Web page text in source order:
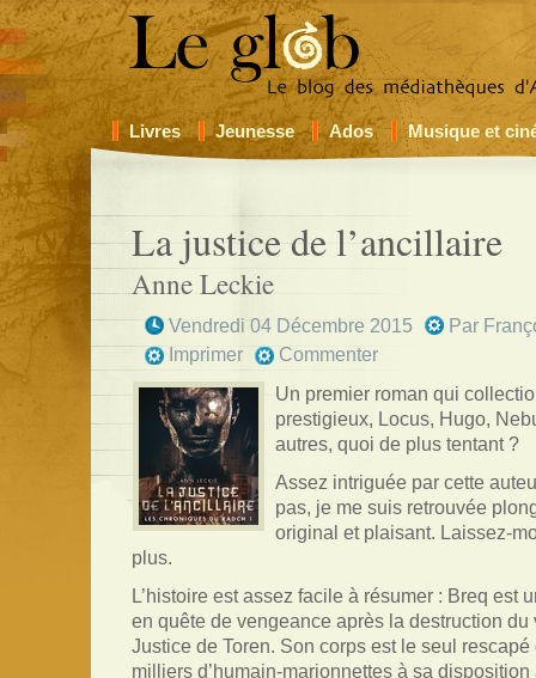
Livres Jeunesse Ados Musique et
La justice de l’ancillaire
Anne Leckie
Vendredi 04 Décembre 2015 Par
Imprimer
Commenter
Un premier roman qui
prestigieux, Locus, Hugo,
autres, quoi de plus tentant ?
Assez intriguée par cette
pas, je me suis retrouvée
original et plaisant. Laissez-
plus.
L’histoire est assez facile à résumer : Breq est
en quête de vengeance après la destruction du
Justice de Toren. Son corps est le seul
milliers d’humain-marionnettes à sa